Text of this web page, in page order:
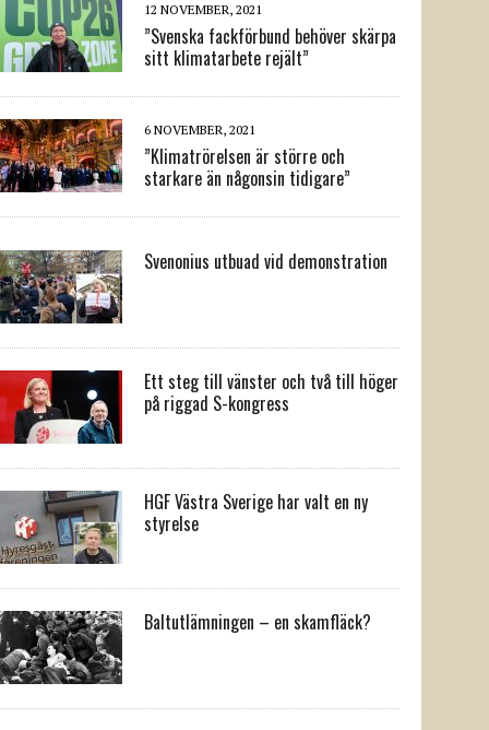
12 NOVEMBER, 2021
”Svenska fackförbund behöver skärpa
sitt klimatarbete rejält”
6 NOVEMBER, 2021
”Klimatrörelsen är större och
starkare än någonsin tidigare”
Svenonius utbuad vid demonstration
Ett steg till vänster och två till höger
på riggad S-kongress
HGF Västra Sverige har valt en ny
styrelse
Baltutlämningen – en skamfläck?